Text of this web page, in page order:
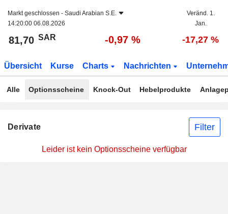
Markt geschlossen - Saudi Arabian S.E.
14:20:00 06.08.2026
Veränd. 1.
Jan.
81,70 SAR -0,97 % -17,27 %
Übersicht Kurse Charts Nachrichten
Alle Optionsscheine Knock-Out Hebelprodukte
Derivate Filter
Leider ist kein Optionsscheine verfügbar